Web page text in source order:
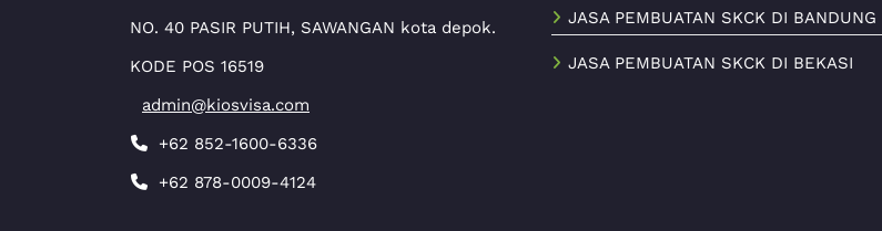
NO. 40 PASIR PUTIH, SAWANGAN kota depok.
KODE POS 16519
admin@kiosvisa.com
+62 852-1600-6336
+62 878-0009-4124
JASA PEMBUATAN SKCK DI BANDUNG
JASA PEMBUATAN SKCK DI BEKASI